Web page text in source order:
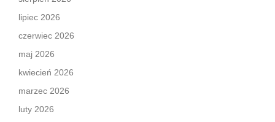
lipiec 2026
czerwiec 2026
maj 2026
kwiecień 2026
marzec 2026
luty 2026